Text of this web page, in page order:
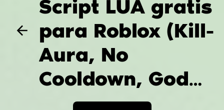
Script LUA gratis
para Roblox (Kill-
Aura, No
Cooldown, God
Mode, Slap